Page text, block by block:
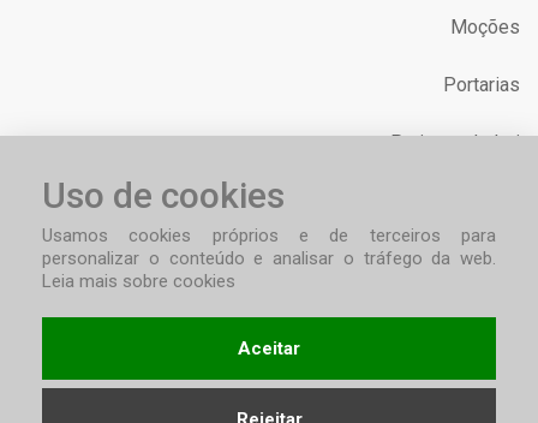
Moções
Portarias
Projetos de Lei
Uso de cookies
Usamos cookies próprios e de terceiros para
personalizar o conteúdo e analisar o tráfego da web.
Leia mais sobre cookies
Aceitar